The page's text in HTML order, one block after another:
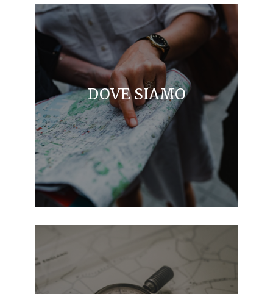
DOVE SIAMO